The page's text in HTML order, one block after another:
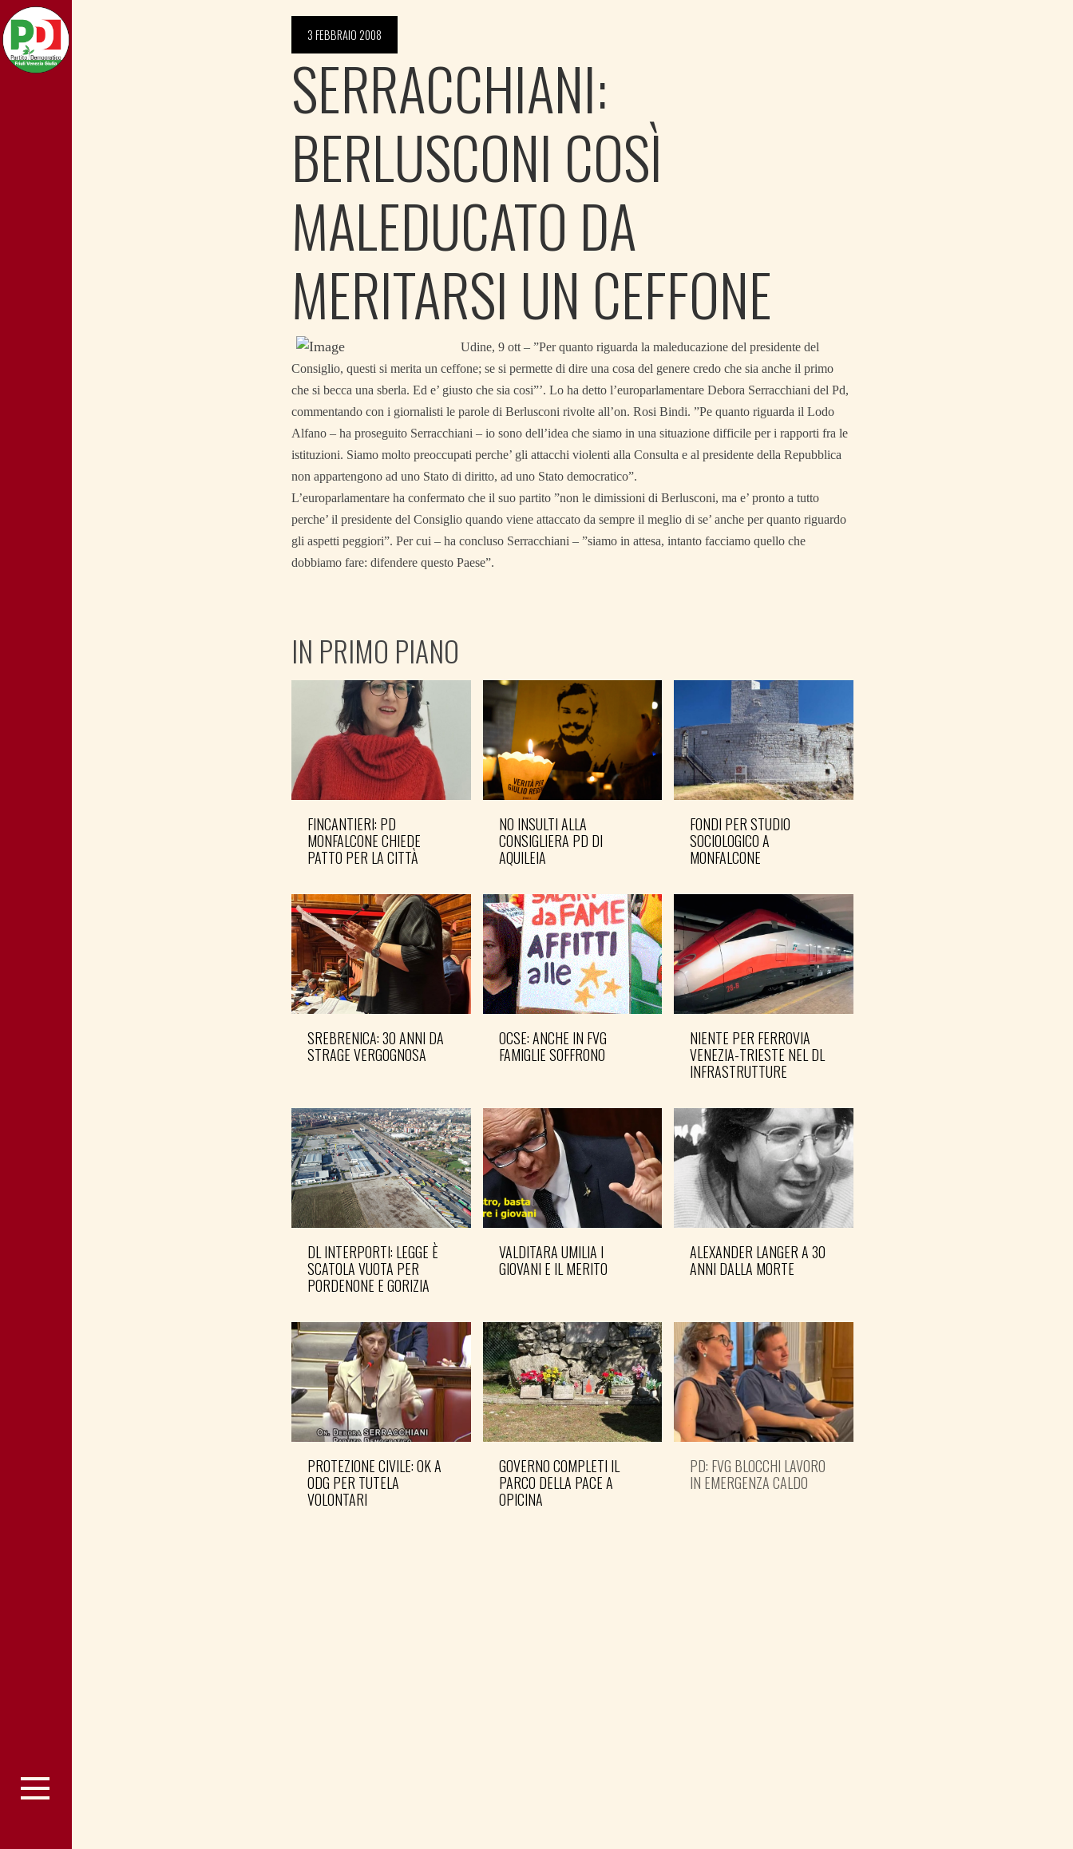
3 FEBBRAIO 2008
SERRACCHIANI:
BERLUSCONI COSÌ
MALEDUCATO DA
MERITARSI UN CEFFONE
Udine, 9 ott – ”Per quanto riguarda la maleducazione del presidente del
Consiglio, questi si merita un ceffone; se si permette di dire una cosa del genere credo che sia anche il primo
che si becca una sberla. Ed e’ giusto che sia cosi”’. Lo ha detto l’europarlamentare Debora Serracchiani del Pd,
commentando con i giornalisti le parole di Berlusconi rivolte all’on. Rosi Bindi. ”Pe quanto riguarda il Lodo
Alfano – ha proseguito Serracchiani – io sono dell’idea che siamo in una situazione difficile per i rapporti fra le
istituzioni. Siamo molto preoccupati perche’ gli attacchi violenti alla Consulta e al presidente della Repubblica
non appartengono ad uno Stato di diritto, ad uno Stato democratico”.
L’europarlamentare ha confermato che il suo partito ”non le dimissioni di Berlusconi, ma e’ pronto a tutto
perche’ il presidente del Consiglio quando viene attaccato da sempre il meglio di se’ anche per quanto riguardo
gli aspetti peggiori”. Per cui – ha concluso Serracchiani – ”siamo in attesa, intanto facciamo quello che
dobbiamo fare: difendere questo Paese”.
IN PRIMO PIANO
FINCANTIERI: PD
MONFALCONE CHIEDE
PATTO PER LA CITTÀ
NO INSULTI ALLA
CONSIGLIERA PD DI
AQUILEIA
FONDI PER STUDIO
SOCIOLOGICO A
MONFALCONE
SREBRENICA: 30 ANNI DA
STRAGE VERGOGNOSA
OCSE: ANCHE IN FVG
FAMIGLIE SOFFRONO
NIENTE PER FERROVIA
VENEZIA-TRIESTE NEL DL
INFRASTRUTTURE
DL INTERPORTI: LEGGE È
SCATOLA VUOTA PER
PORDENONE E GORIZIA
VALDITARA UMILIA I
GIOVANI E IL MERITO
ALEXANDER LANGER A 30
ANNI DALLA MORTE
PROTEZIONE CIVILE: OK A
ODG PER TUTELA
VOLONTARI
GOVERNO COMPLETI IL
PARCO DELLA PACE A
OPICINA
PD: FVG BLOCCHI LAVORO
IN EMERGENZA CALDO